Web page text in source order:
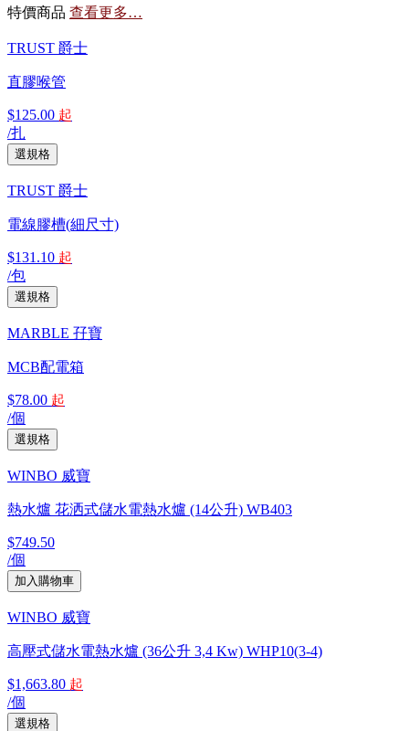
特價商品 查看更多…
TRUST 爵士
直膠喉管
$125.00 起
/扎
TRUST 爵士
電線膠槽(細尺寸)
$131.10 起
/包
MARBLE 孖寶
MCB配電箱
$78.00 起
/個
WINBO 威寶
熱水爐 花洒式儲水電熱水爐 (14公升) WB403
$749.50
/個
WINBO 威寶
高壓式儲水電熱水爐 (36公升 3,4 Kw) WHP10(3-4)
$1,663.80 起
/個